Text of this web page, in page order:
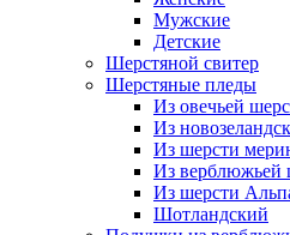
Мужские
Детские
Шерстяной свитер
Шерстяные пледы
Из овечьей
Из
Из шерсти
Из верблюжьей
Из шерсти
Шотландский